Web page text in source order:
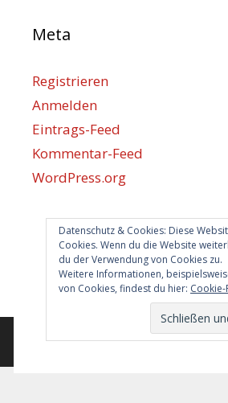
Datenschutz & Cookies: Diese
Cookies. Wenn du die Website
du der Verwendung von Cookies zu.
Weitere Informationen,
von Cookies, findest du hier: Cookie-
Meta
Registrieren
Anmelden
Eintrags-Feed
Kommentar-Feed
WordPress.org
Berlin hilft
info@berlin-hilft.com
© 2026 Berlin hilft!• Erstellt mit